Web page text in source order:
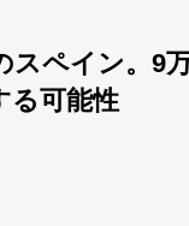
スペイン。9
る可能性